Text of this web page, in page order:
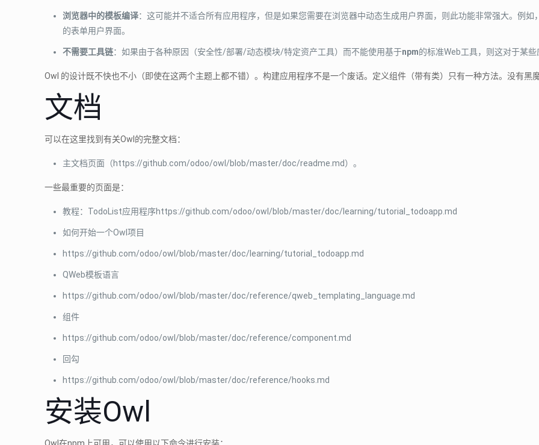
浏览器中的模板编译：这可能并不适合所有应用程序，但是如果您需要在浏览器中动态生成用户界面，则此功能非常强大。例
的表单用户界面。
不需要工具链：如果由于各种原因（安全性/部署/动态模块/特定资产工具）而不能使用基于npm的标准Web工具，则这对于某些
Owl 的设计既不快也不小（即使在这两个主题上都不错）。构建应用程序不是一个废话。定义组件（带有类）只有一种方法。没有黑
文档
可以在这里找到有关Owl的完整文档：
主文档页面（https://github.com/odoo/owl/blob/master/doc/readme.md）。
一些最重要的页面是：
教程：TodoList应用程序https://github.com/odoo/owl/blob/master/doc/learning/tutorial_todoapp.md
如何开始一个Owl项目
https://github.com/odoo/owl/blob/master/doc/learning/tutorial_todoapp.md
QWeb模板语言
https://github.com/odoo/owl/blob/master/doc/reference/qweb_templating_language.md
组件
https://github.com/odoo/owl/blob/master/doc/reference/component.md
回勾
https://github.com/odoo/owl/blob/master/doc/reference/hooks.md
安装Owl